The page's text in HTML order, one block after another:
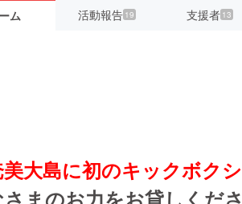
ム 活動報告 19 支援者 13
大島に初のキックボク
まのお力をお貸しくださ